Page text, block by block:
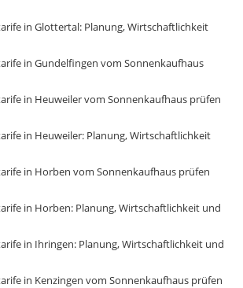
in Glottertal: Planung, Wirtschaftlichkeit
in Gundelfingen vom Sonnenkaufhaus
in Heuweiler vom Sonnenkaufhaus prüfen
in Heuweiler: Planung, Wirtschaftlichkeit
in Horben vom Sonnenkaufhaus prüfen
in Horben: Planung, Wirtschaftlichkeit und
in Ihringen: Planung, Wirtschaftlichkeit und
in Kenzingen vom Sonnenkaufhaus prüfen